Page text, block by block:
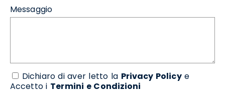
Messaggio
Dichiaro di aver letto la Privacy Policye
Accetto i Termini e Condizioni